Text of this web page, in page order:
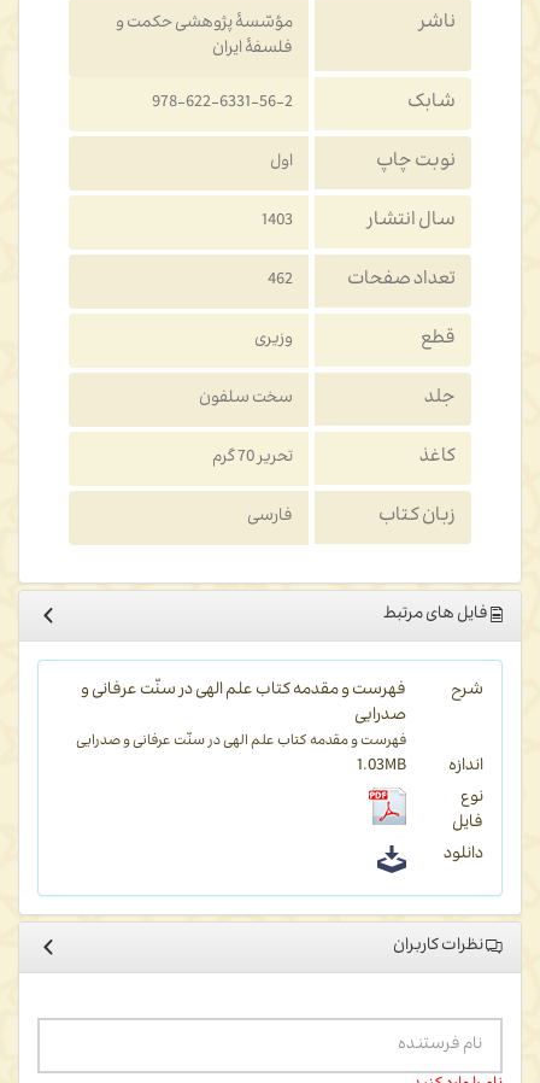
ناشر
مؤسّسۀ پژوهشی حکمت و
فلسفۀ ایران
شابک 978-622-6331-56-2
نوبت چاپ اول
سال انتشار 1403
تعداد صفحات 462
قطع وزیری
جلد سخت سلفون
کاغذ تحریر 70 گرم
زبان کتاب فارسی
فایل های مرتبط
شرح
فهرست و مقدمه کتاب علم الهی در سنّت عرفانی و
صدرایی
فهرست و مقدمه کتاب علم الهی در سنّت عرفانی و صدرایی
اندازه
1.03MB
نوع
فایل
دانلود
نظرات کاربران